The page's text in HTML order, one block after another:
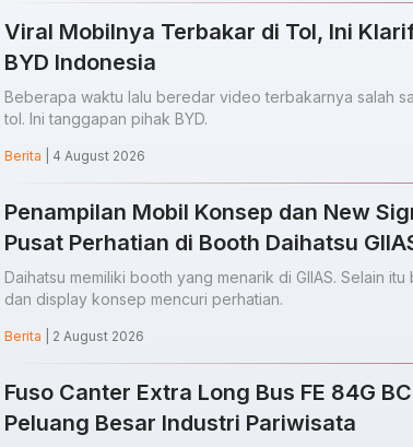
Viral Mobilnya Terbakar di Tol, Ini
BYD Indonesia
Beberapa waktu lalu beredar video terbakarnya salah
tol. Ini tanggapan pihak BYD.
Berita | 4 August 2026
Penampilan Mobil Konsep dan New
Pusat Perhatian di Booth Daihatsu
Daihatsu memiliki booth yang menarik di GIIAS. Selain
dan display konsep mencuri perhatian.
Berita | 2 August 2026
Fuso Canter Extra Long Bus FE 84G
Peluang Besar Industri Pariwisata